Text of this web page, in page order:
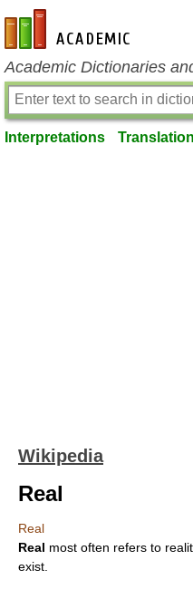
en-academic.com
Academic Dictionaries
Interpretations
Wikipedia
Real
Real
Real most often refers to
exist.